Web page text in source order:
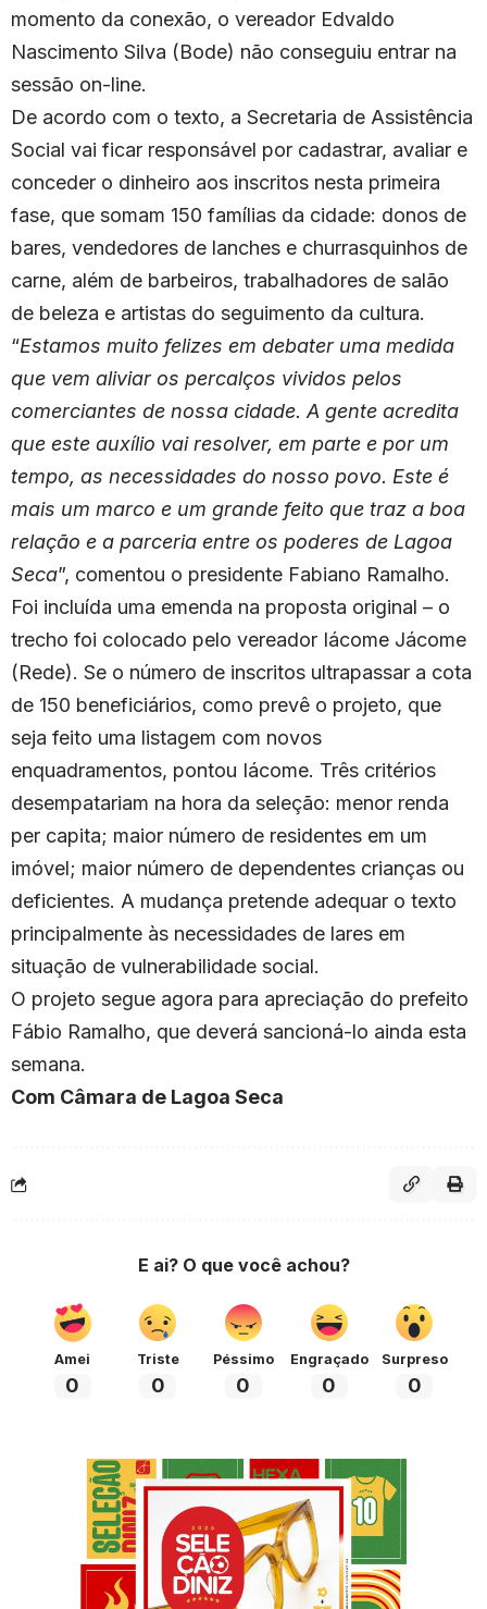
momento da conexão, o vereador Edvaldo
Nascimento Silva (Bode) não conseguiu entrar na
sessão on-line.
De acordo com o texto, a Secretaria de Assistência
Social vai ficar responsável por cadastrar, avaliar e
conceder o dinheiro aos inscritos nesta primeira
fase, que somam 150 famílias da cidade: donos de
bares, vendedores de lanches e churrasquinhos de
carne, além de barbeiros, trabalhadores de salão
de beleza e artistas do seguimento da cultura.
“Estamos muito felizes em debater uma medida
que vem aliviar os percalços vividos pelos
comerciantes de nossa cidade. A gente acredita
que este auxílio vai resolver, em parte e por um
tempo, as necessidades do nosso povo. Este é
mais um marco e um grande feito que traz a boa
relação e a parceria entre os poderes de Lagoa
Seca”, comentou o presidente Fabiano Ramalho.
Foi incluída uma emenda na proposta original – o
trecho foi colocado pelo vereador Iácome Jácome
(Rede). Se o número de inscritos ultrapassar a cota
de 150 beneficiários, como prevê o projeto, que
seja feito uma listagem com novos
enquadramentos, pontou Iácome. Três critérios
desempatariam na hora da seleção: menor renda
per capita; maior número de residentes em um
imóvel; maior número de dependentes crianças ou
deficientes. A mudança pretende adequar o texto
principalmente às necessidades de lares em
situação de vulnerabilidade social.
O projeto segue agora para apreciação do prefeito
Fábio Ramalho, que deverá sancioná-lo ainda esta
semana.
Com Câmara de Lagoa Seca
E ai? O que você achou?
Amei
0
Triste
0
Péssimo
0
Engraçado
0
Surpreso
0